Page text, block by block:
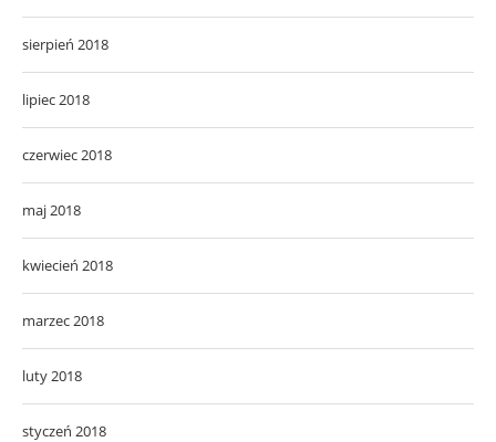
sierpień 2018
lipiec 2018
czerwiec 2018
maj 2018
kwiecień 2018
marzec 2018
luty 2018
styczeń 2018